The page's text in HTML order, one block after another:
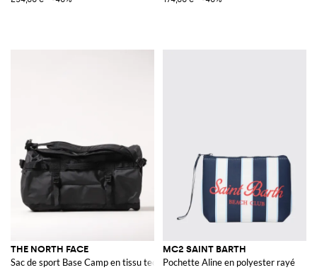
THE NORTH FACE
Sac de sport Base Camp en tissu technique recyclé
MC2 SAINT BARTH
Pochette Aline en polyester rayé